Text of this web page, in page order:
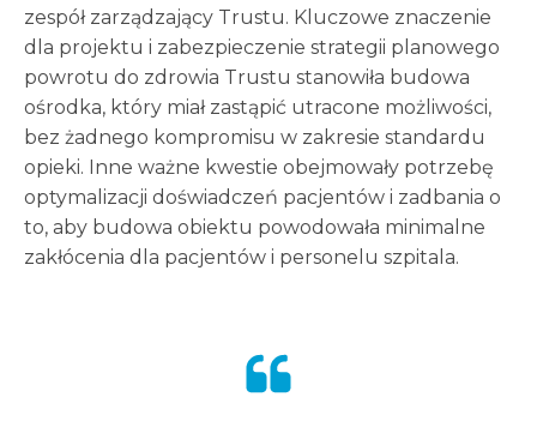
zespół zarządzający Trustu. Kluczowe znaczenie
dla projektu i zabezpieczenie strategii planowego
powrotu do zdrowia Trustu stanowiła budowa
ośrodka, który miał zastąpić utracone możliwości,
bez żadnego kompromisu w zakresie standardu
opieki. Inne ważne kwestie obejmowały potrzebę
optymalizacji doświadczeń pacjentów i zadbania o
to, aby budowa obiektu powodowała minimalne
zakłócenia dla pacjentów i personelu szpitala.